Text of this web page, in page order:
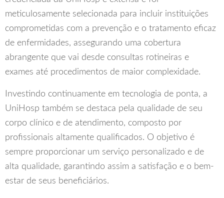
meticulosamente selecionada para incluir instituições
comprometidas com a prevenção e o tratamento eficaz
de enfermidades, assegurando uma cobertura
abrangente que vai desde consultas rotineiras e
exames até procedimentos de maior complexidade.
Investindo continuamente em tecnologia de ponta, a
UniHosp também se destaca pela qualidade de seu
corpo clínico e de atendimento, composto por
profissionais altamente qualificados. O objetivo é
sempre proporcionar um serviço personalizado e de
alta qualidade, garantindo assim a satisfação e o bem-
estar de seus beneficiários.